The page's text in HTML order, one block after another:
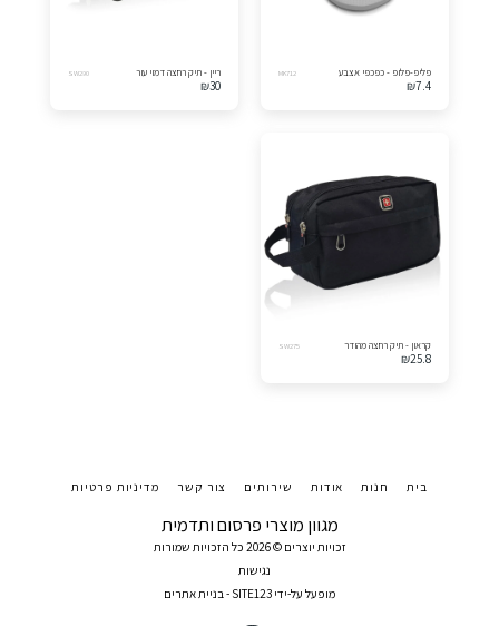
פליפ-פלופ - כפכפי אצבע MK712
₪7.4
ריין - תיק רחצה דמוי עור SW290
₪30
קראון - תיק רחצה מהודר SW275
₪25.8
מגוון מוצרי פרסום ותדמית
זכויות יוצרים © 2026 כל הזכויות שמורות
נגישות
מופעל על-ידי SITE123
- בניית אתרים
בית חנות אודות שירותים צור קשר מדיניות פרטיות